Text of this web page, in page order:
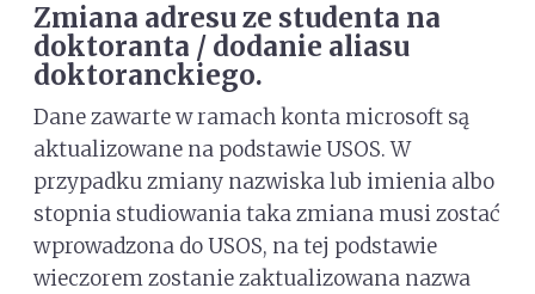
Zmiana adresu ze studenta na
doktoranta / dodanie aliasu
doktoranckiego.
Dane zawarte w ramach konta microsoft są
aktualizowane na podstawie USOS. W
przypadku zmiany nazwiska lub imienia albo
stopnia studiowania taka zmiana musi zostać
wprowadzona do USOS, na tej podstawie
wieczorem zostanie zaktualizowana nazwa